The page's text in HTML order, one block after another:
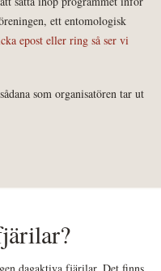
ett entomologisk
epost eller ring så ser vi
som organisatören tar ut